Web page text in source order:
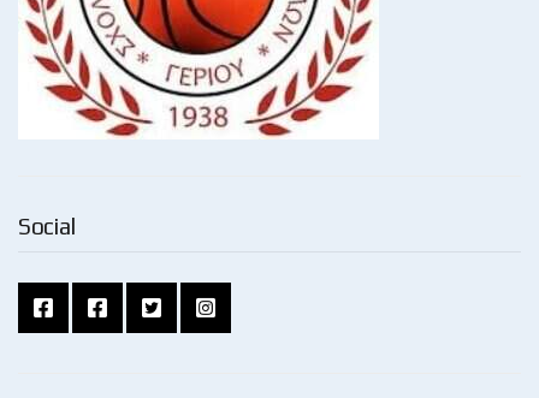
Social